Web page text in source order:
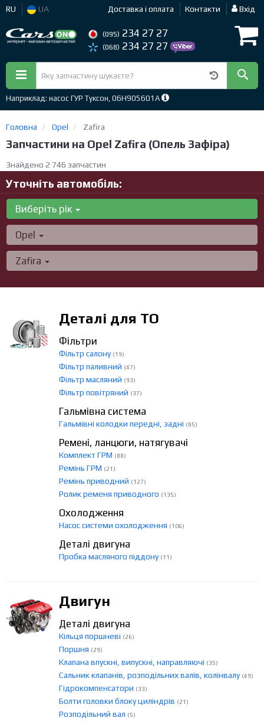
RU UA Доставка і оплата Контакти Вхід
(095) 234 27 27
(068) 234 27 27
Наприклад: насос ГУР Туксон, 06H905601A
Головна Opel Zafira
Запчастини на Opel Zafira (Опель Зафіра)
Знайдено 2 746 запчастин
Уточніть автомобіль:
Виберіть рік
Opel
Zafira
Деталі для ТО
Фільтри
Фільтр салону (19)
Фільтр паливний (47)
Фільтр масляний (93)
Фільтр повітряний (37)
Гальмівна система
Гальмівні колодки передні, задні (85)
Ремені, ланцюги, натягувачі
Комплект ГРМ (88)
Ремінь ГРМ (21)
Ремінь приводний (127)
Ролик ременя приводного (135)
Охолодження
Насос системи охолодження (106)
Деталі двигуна
Пробка масляного піддону (11)
Двигун
Деталі двигуна
Кільця поршневі (26)
Поршня (29)
Клапана впускні, випускні, направляючі (35)
Сальник клапанів, розподільних валів, колінвалу (49)
Гідрокомпенсатори (33)
Болти головки блоку циліндрів (21)
Розподільний вал (5)